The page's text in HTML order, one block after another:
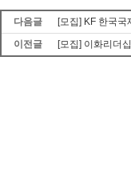
다음글
[모집] KF 한국
이전글
[모집] 이화리더